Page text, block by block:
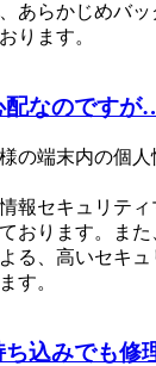
あらかじめバ
ります。
配なのですが
の端末内の個
報セキュリテ
おります。ま
る、高いセキ
す。
ち込みでも修